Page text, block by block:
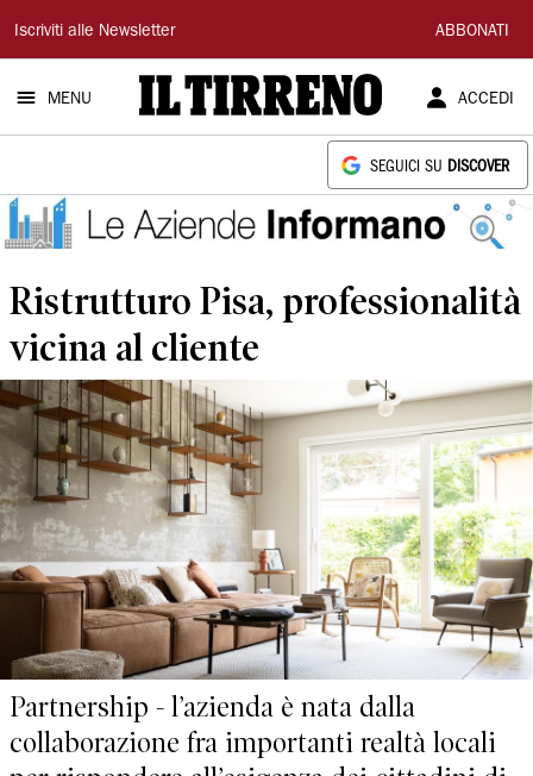
Il
Tirreno
Iscriviti alle Newsletter ABBONATI
MENU ACCEDI
SEGUICI SU DISCOVER
Ristrutturo Pisa, professionalità
vicina al cliente
Partnership - l’azienda è nata dalla
collaborazione fra importanti realtà locali